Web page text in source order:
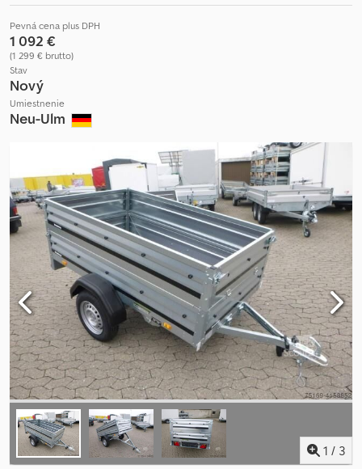
Pevná cena plus DPH
1 092 €
(1 299 € brutto)
Stav
Nový
Umiestnenie
Neu-Ulm
1 / 3